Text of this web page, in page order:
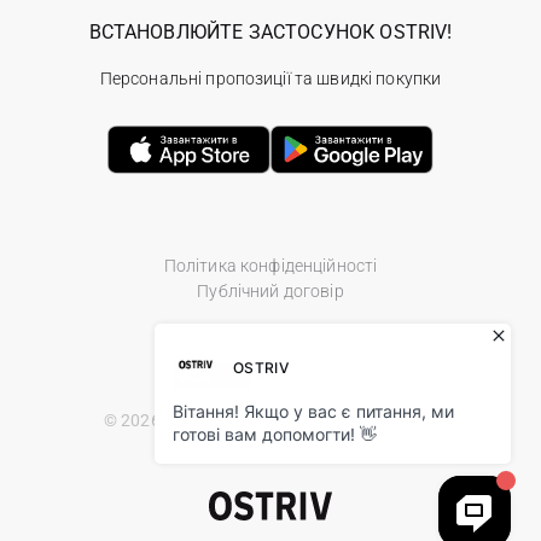
Політика конфіденційності
Публічний договір
© 2026 Ostriv.ua Store. All Rights Reserved.
ВСТАНОВЛЮЙТЕ ЗАСТОСУНОК OSTRIV!
Персональні пропозиції та швидкі покупки